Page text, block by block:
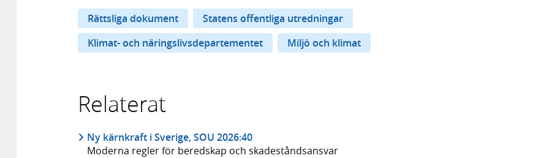
Rättsliga dokument
Statens offentliga utredningar
Klimat- och näringslivsdepartementet
Miljö och klimat
Relaterat
Ny kärnkraft i Sverige, SOU 2026:40
Moderna regler för beredskap och skadeståndsansvar